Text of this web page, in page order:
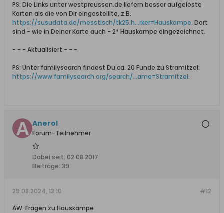
PS: Die Links unter westpreussen.de liefern besser aufgelöste
Karten als die von Dir eingestelllte, z.B.
https://susudata.de/messtisch/tk25.h...rker=Hauskampe. Dort
sind - wie in Deiner Karte auch - 2* Hauskampe eingezeichnet.
- - - Aktualisiert - - -
PS: Unter familysearch findest Du ca. 20 Funde zu Stramitzel:
https://www.familysearch.org/search/...ame=Stramitzel.
Anerol
Forum-Teilnehmer
Dabei seit: 02.08.2017
Beiträge: 39
#12
29.08.2024, 13:10
AW: Fragen zu Hauskampe